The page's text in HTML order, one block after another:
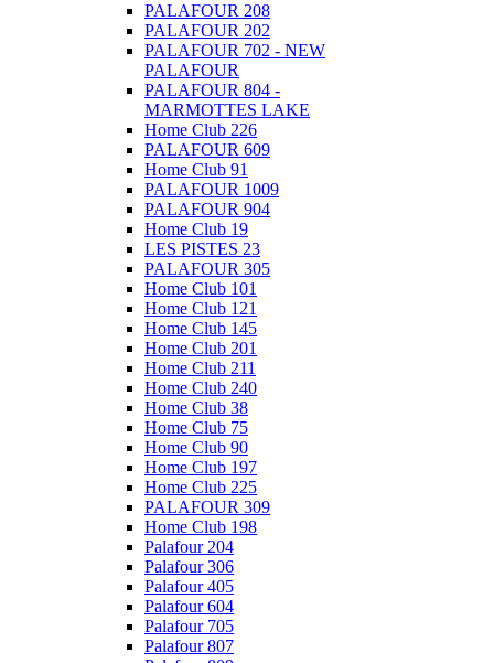
PALAFOUR 208
PALAFOUR 202
PALAFOUR 702 - NEW
PALAFOUR
PALAFOUR 804 -
MARMOTTES LAKE
Home Club 226
PALAFOUR 609
Home Club 91
PALAFOUR 1009
PALAFOUR 904
Home Club 19
LES PISTES 23
PALAFOUR 305
Home Club 101
Home Club 121
Home Club 145
Home Club 201
Home Club 211
Home Club 240
Home Club 38
Home Club 75
Home Club 90
Home Club 197
Home Club 225
PALAFOUR 309
Home Club 198
Palafour 204
Palafour 306
Palafour 405
Palafour 604
Palafour 705
Palafour 807